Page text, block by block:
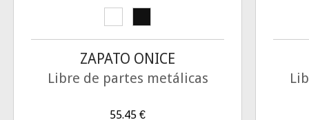
ZAPATO ONICE
Libre de partes metálicas
55.45 €